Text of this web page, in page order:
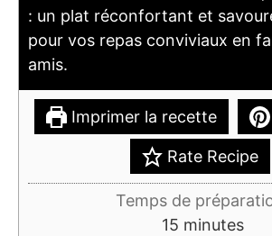
: un plat réconfortant et
pour vos repas conviviaux en
amis.
Imprimer la recette
Rate Recipe
Temps de
15minutes
minutes